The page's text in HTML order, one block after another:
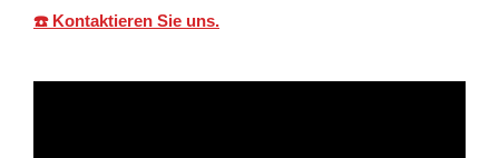
☎️ Kontaktieren Sie uns.